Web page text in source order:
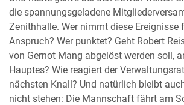
die spannungsgeladene
Zenithhalle. Wer nimmt diese Ereignisse
Anspruch? Wer punktet? Geht Robert
von Gernot Mang abgelöst werden soll,
Hauptes? Wie reagiert der
nächsten Knall? Und natürlich bleibt
nicht stehen: Die Mannschaft fährt am